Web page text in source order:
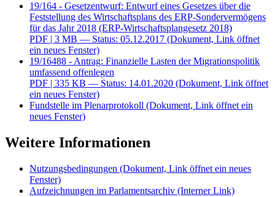
19/164 - Gesetzentwurf: Entwurf eines Gesetzes über die
Feststellung des Wirtschaftsplans des ERP-Sondervermögens
für das Jahr 2018 (ERP-Wirtschaftsplangesetz 2018)
PDF | 3 MB — Status: 05.12.2017 (Dokument, Link öffnet
ein neues Fenster)
19/16488 - Antrag: Finanzielle Lasten der Migrationspolitik
umfassend offenlegen
PDF | 335 KB — Status: 14.01.2020 (Dokument, Link öffnet
ein neues Fenster)
Fundstelle im Plenarprotokoll (Dokument, Link öffnet ein
neues Fenster)
Weitere Informationen
Nutzungsbedingungen (Dokument, Link öffnet ein neues
Fenster)
Aufzeichnungen im Parlamentsarchiv (Interner Link)